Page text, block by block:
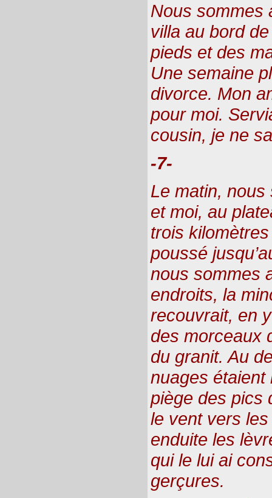
Nous sommes
villa au bord
pieds et des
Une semaine
divorce. Mon
pour moi.
cousin, je ne
-7-
Le matin,
et moi, au
trois
poussé
nous sommes
endroits, la
recouvrait, en
des morceaux
du granit. Au
nuages étaient
piège des pics
le vent vers les
enduite les
qui le lui ai
gerçures.